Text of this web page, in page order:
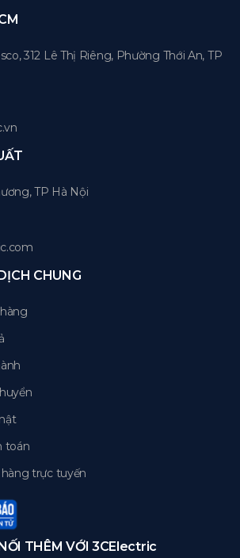
312 Lê Thị Riêng, Phường Thới An, TP
TP Hà Nội
CHUNG
toán
trực tuyến
THÊM VỚI 3CElectric